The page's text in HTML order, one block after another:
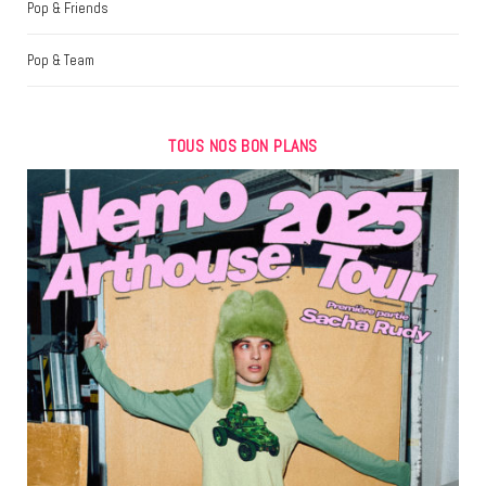
Pop & Friends
Pop & Team
TOUS NOS BON PLANS